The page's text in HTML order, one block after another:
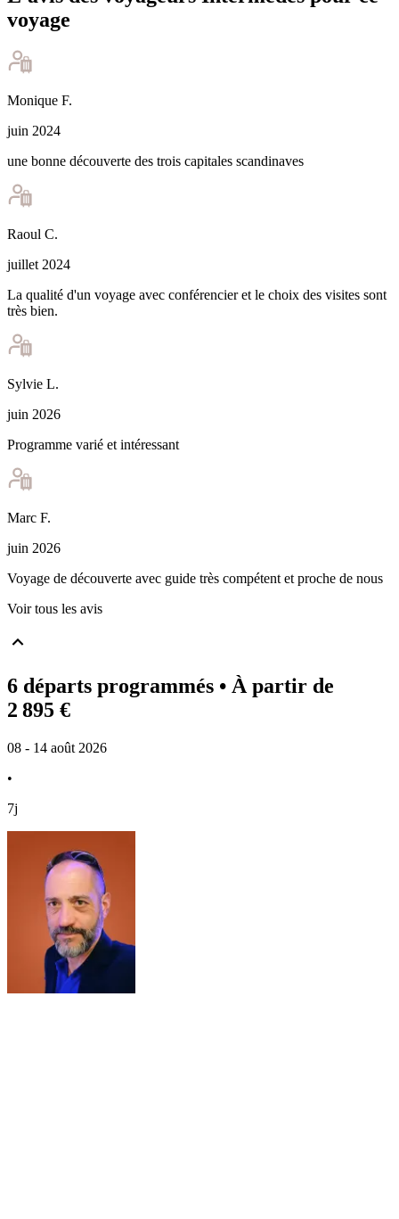
voyage
Monique F.
juin 2024
une bonne découverte des trois capitales scandinaves
Raoul C.
juillet 2024
La qualité d'un voyage avec conférencier et le choix des visites sont
très bien.
Sylvie L.
juin 2026
Programme varié et intéressant
Marc F.
juin 2026
Voyage de découverte avec guide très compétent et proche de nous
Voir tous les avis
6 départs programmés • À partir de
2 895 €
08 - 14 août 2026
•
7j